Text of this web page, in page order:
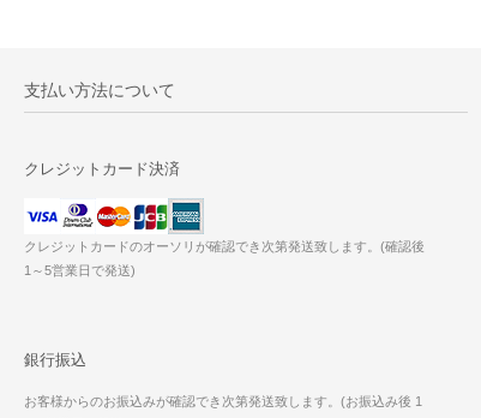
支払い方法について
クレジットカード決済
クレジットカードのオーソリが確認でき次第発送致します。(確認後
1～5営業日で発送)
銀行振込
お客様からのお振込みが確認でき次第発送致します。(お振込み後 1